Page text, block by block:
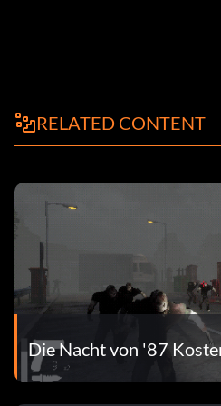
RELATED CONTENT
Die Nacht von '87